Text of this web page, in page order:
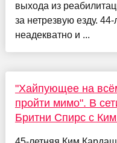
выхода из
за нетрезвую езду.
неадекватно и ...
"Хайпующее на
пройти мимо". В
Бритни Спирс с